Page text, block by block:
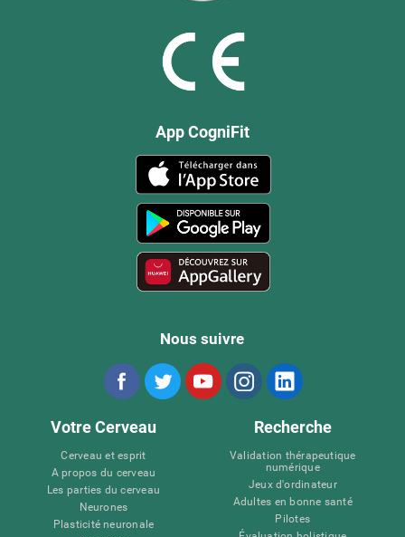
App CogniFit
Nous suivre
Votre Cerveau
Cerveau et esprit
A propos du cerveau
Les parties du cerveau
Neurones
Plasticité neuronale
Recherche
Validation thérapeutique
numérique
Jeux d'ordinateur
Adultes en bonne santé
Pilotes